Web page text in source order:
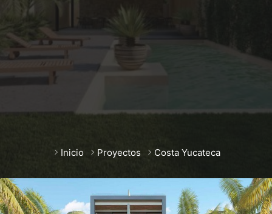
Inicio Proyectos Costa Yucateca